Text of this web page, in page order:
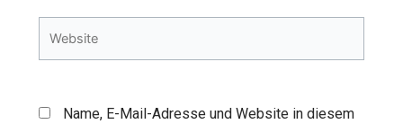
Name, E-Mail-Adresse und Website in diesem